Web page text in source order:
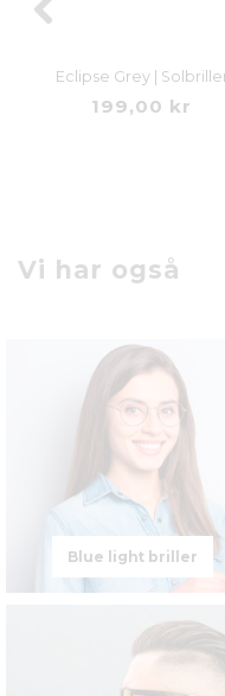
Eclipse Grey |
199,00 kr
Vi har også
Blue light briller